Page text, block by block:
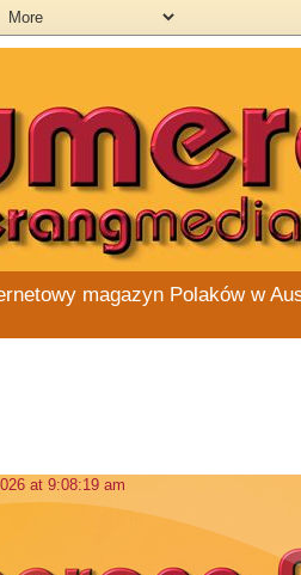
magazyn Polaków w